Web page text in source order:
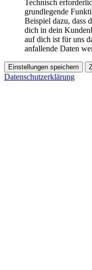
Technisch
grundlegende
Beispiel dazu, dass
dich in dein
auf dich ist für uns
anfallende Daten
Einstellungen speichern
Datenschutzerklärung